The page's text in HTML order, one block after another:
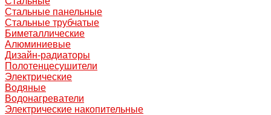
Стальные панельные
Стальные трубчатые
Биметаллические
Алюминиевые
Дизайн-радиаторы
Полотенцесушители
Электрические
Водяные
Водонагреватели
Электрические накопительные